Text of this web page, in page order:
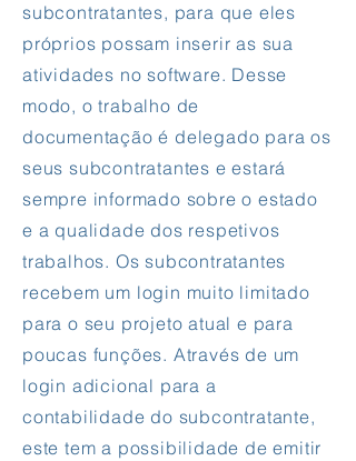
subcontratantes, para que eles
próprios possam inserir as sua
atividades no software. Desse
modo, o trabalho de
documentação é delegado para os
seus subcontratantes e estará
sempre informado sobre o estado
e a qualidade dos respetivos
trabalhos. Os subcontratantes
recebem um login muito limitado
para o seu projeto atual e para
poucas funções. Através de um
login adicional para a
contabilidade do subcontratante,
este tem a possibilidade de emitir